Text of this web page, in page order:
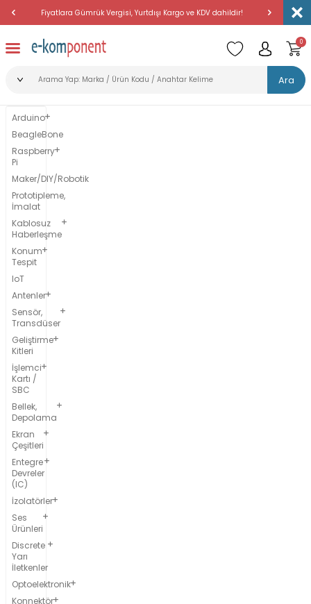
Fiyatlara Gümrük Vergisi, Yurtdışı Kargo ve KDV dahildir!
Ara
0
Arduino
BeagleBone
Raspberry
Pi
Maker/DIY/Robotik
Prototipleme,
İmalat
Kablosuz
Haberleşme
Konum
Tespit
IoT
Antenler
Sensör,
Transdüser
Geliştirme
Kitleri
İşlemci
Kartı /
SBC
Bellek,
Depolama
Ekran
Çeşitleri
Entegre
Devreler
(IC)
İzolatörler
Ses
Ürünleri
Discrete
Yarı
İletkenler
Optoelektronik
Konnektör